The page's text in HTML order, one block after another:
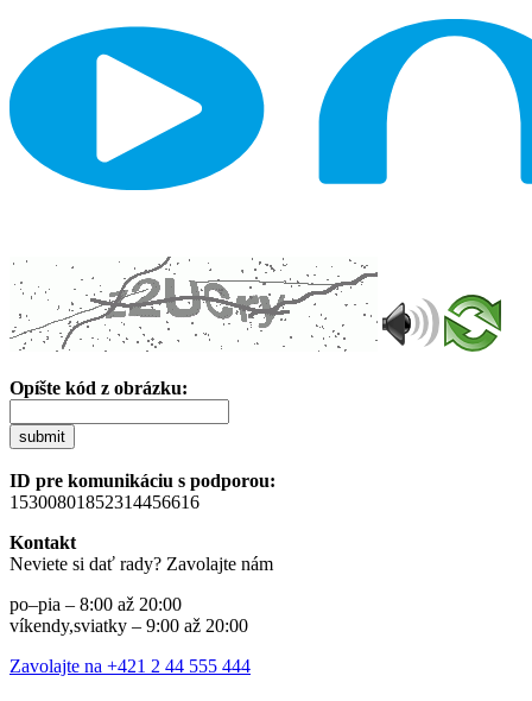
Opíšte kód z obrázku:
submit
ID pre komunikáciu s podporou:
15300801852314456616
Kontakt
Neviete si dať rady? Zavolajte nám
po–pia – 8:00 až 20:00
víkendy,sviatky – 9:00 až 20:00
Zavolajte na +421 2 44 555 444